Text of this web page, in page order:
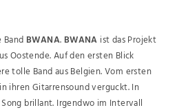
BWANA. BWANA ist das Projekt
Oostende. Auf den ersten Blick
tolle Band aus Belgien. Vom ersten
ihren Gitarrensound verguckt. In
brillant. Irgendwo im Intervall